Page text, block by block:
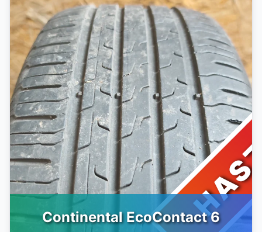
Continental EcoContact 6